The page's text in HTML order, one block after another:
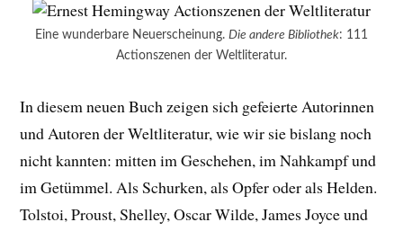
Eine wunderbare Neuerscheinung. Die andere Bibliothek: 111
Actionszenen der Weltliteratur.
In diesem neuen Buch zeigen sich gefeierte Autorinnen
und Autoren der Weltliteratur, wie wir sie bislang noch
nicht kannten: mitten im Geschehen, im Nahkampf und
im Getümmel. Als Schurken, als Opfer oder als Helden.
Tolstoi, Proust, Shelley, Oscar Wilde, James Joyce und